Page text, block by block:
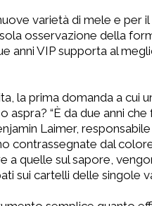
varietà di mele e per
osservazione della
anni VIP supporta al
la prima domanda a
“È da due anni
Laimer,
contrassegnate dal
a quelle sul sapore,
sui cartelli delle singole